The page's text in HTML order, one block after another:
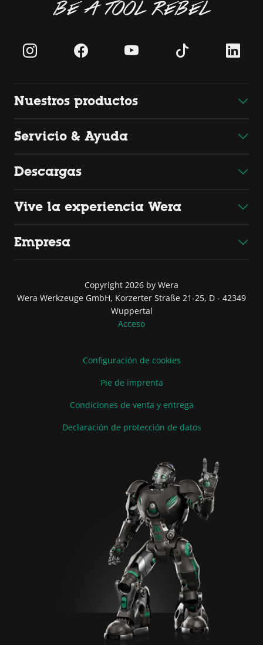
BE A TOOL REBEL
Nuestros productos
Servicio & Ayuda
Descargas
Vive la experiencia Wera
Empresa
Copyright 2026 by Wera
Wera Werkzeuge GmbH, Korzerter Straße 21-25, D - 42349
Wuppertal
Acceso
Configuración de cookies
Pie de imprenta
Condiciones de venta y entrega
Declaración de protección de datos